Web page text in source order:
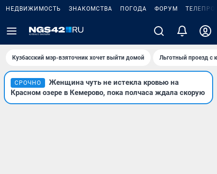
НЕДВИЖИМОСТЬ ЗНАКОМСТВА ПОГОДА ФОРУМ
Кузбасский мэр-взяточник хочет выйти домой Льготный проезд с
СРОЧНО
Женщина чуть не истекла кровью на
Красном озере в Кемерово, пока полчаса ждала скорую